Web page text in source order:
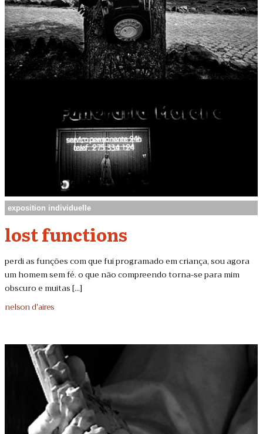
exposition individuelle
lost functions
perdi as funções com que fui programado em criança, sou agora
um homem sem fé. o que não compreendo torna-se para mim
obscuro e muitas [...]
nelson d'aires